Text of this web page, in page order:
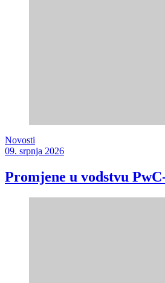
Novosti
09. srpnja 2026
Promjene u vodstvu